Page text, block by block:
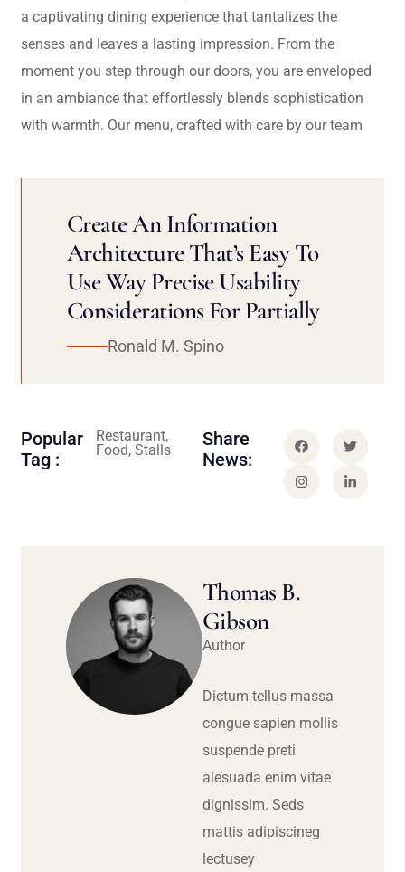
a captivating dining experience that tantalizes the
senses and leaves a lasting impression. From the
moment you step through our doors, you are enveloped
in an ambiance that effortlessly blends sophistication
with warmth. Our menu, crafted with care by our team
Create An Information
Architecture That’s Easy To
Use Way Precise Usability
Considerations For Partially
Ronald M. Spino
Popular
Tag :
Restaurant,
Food, Stalls
Share
News:
Thomas B.
Gibson
Author
Dictum tellus massa
congue sapien mollis
suspende preti
alesuada enim vitae
dignissim. Seds
mattis adipiscineg
lectusey